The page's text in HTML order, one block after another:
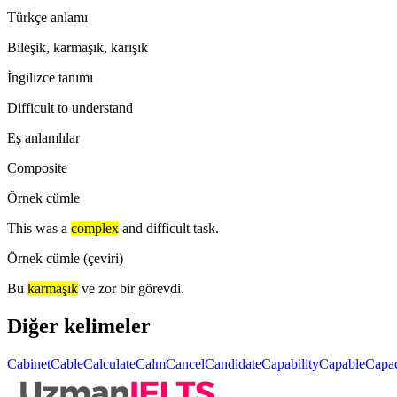
Türkçe anlamı
Bileşik, karmaşık, karışık
İngilizce tanımı
Difficult to understand
Eş anlamlılar
Composite
Örnek cümle
This was a complex and difficult task.
Örnek cümle (çeviri)
Bu karmaşık ve zor bir görevdi.
Diğer kelimeler
CabinetCableCalculateCalmCancelCandidateCapabilityCapable